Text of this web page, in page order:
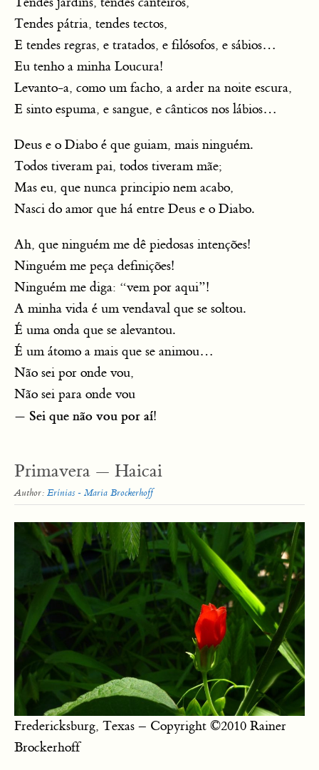
Tendes pátria, tendes tectos,
E tendes regras, e tratados, e filósofos, e sábios…
Eu tenho a minha Loucura!
Levanto-a, como um facho, a arder na noite escura,
E sinto espuma, e sangue, e cânticos nos lábios…
Deus e o Diabo é que guiam, mais ninguém.
Todos tiveram pai, todos tiveram mãe;
Mas eu, que nunca principio nem acabo,
Nasci do amor que há entre Deus e o Diabo.
Ah, que ninguém me dê piedosas intenções!
Ninguém me peça definições!
Ninguém me diga: “vem por aqui”!
A minha vida é um vendaval que se soltou.
É uma onda que se alevantou.
É um átomo a mais que se animou…
Não sei por onde vou,
Não sei para onde vou
— Sei que não vou por aí!
Primavera — Haicai
Author: Erínias - Maria Brockerhoff
Fredericksburg, Texas – Copyright ©2010 Rainer
Brockerhoff